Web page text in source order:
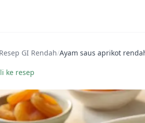
Resep GI Rendah/Ayam saus aprikot
ke resep